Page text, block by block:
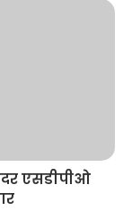
एसडीपीओ